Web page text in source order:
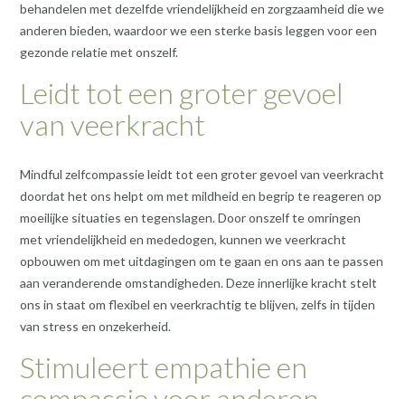
behandelen met dezelfde vriendelijkheid en zorgzaamheid die we
anderen bieden, waardoor we een sterke basis leggen voor een
gezonde relatie met onszelf.
Leidt tot een groter gevoel
van veerkracht
Mindful zelfcompassie leidt tot een groter gevoel van veerkracht
doordat het ons helpt om met mildheid en begrip te reageren op
moeilijke situaties en tegenslagen. Door onszelf te omringen
met vriendelijkheid en mededogen, kunnen we veerkracht
opbouwen om met uitdagingen om te gaan en ons aan te passen
aan veranderende omstandigheden. Deze innerlijke kracht stelt
ons in staat om flexibel en veerkrachtig te blijven, zelfs in tijden
van stress en onzekerheid.
Stimuleert empathie en